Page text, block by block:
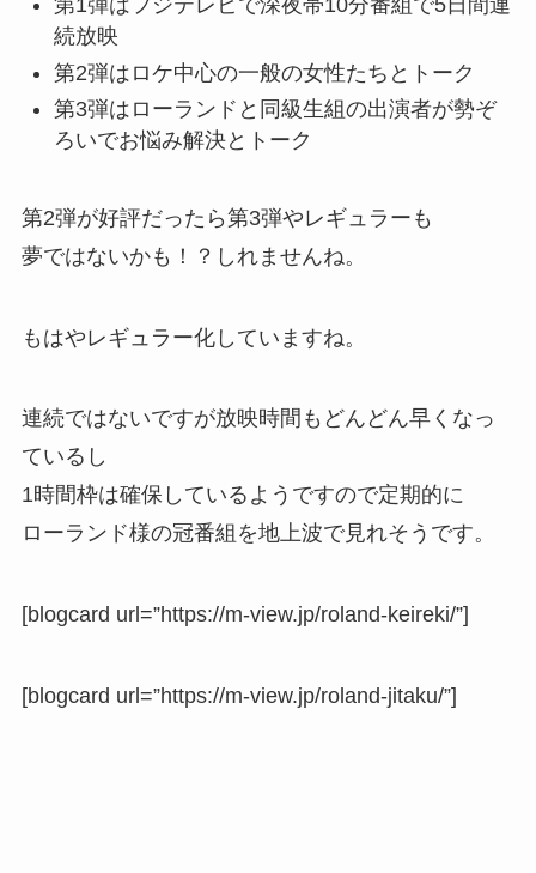
第1弾はフジテレビで深夜帯10分番組で5日間連
続放映
第2弾はロケ中心の一般の女性たちとトーク
第3弾はローランドと同級生組の出演者が勢ぞ
ろいでお悩み解決とトーク
第2弾が好評だったら第3弾やレギュラーも
夢ではないかも！？しれませんね。
もはやレギュラー化していますね。
連続ではないですが放映時間もどんどん早くなっ
ているし
1時間枠は確保しているようですので定期的に
ローランド様の冠番組を地上波で見れそうです。
[blogcard url=”https://m-view.jp/roland-keireki/”]
[blogcard url=”https://m-view.jp/roland-jitaku/”]